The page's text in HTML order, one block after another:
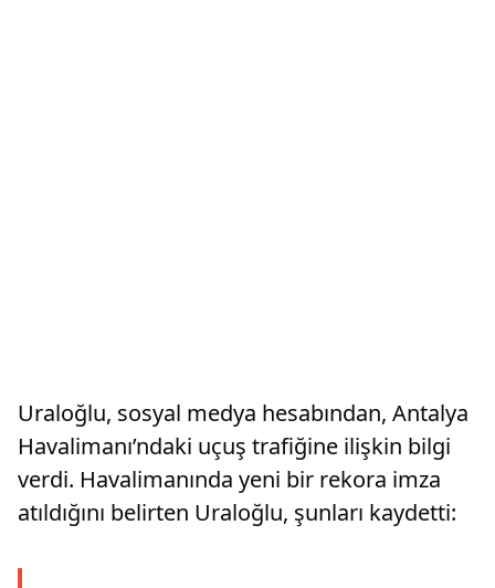
Uraloğlu, sosyal medya hesabından, Antalya
Havalimanı’ndaki uçuş trafiğine ilişkin bilgi
verdi. Havalimanında yeni bir rekora imza
atıldığını belirten Uraloğlu, şunları kaydetti: